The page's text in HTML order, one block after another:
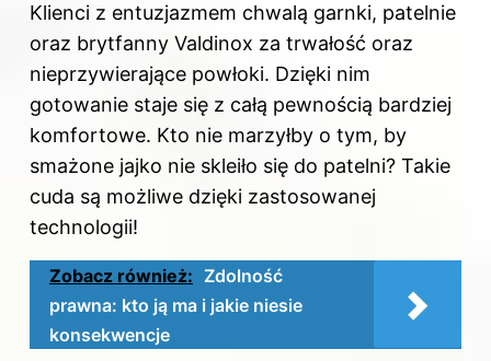
Klienci z entuzjazmem chwalą garnki, patelnie
oraz brytfanny Valdinox za trwałość oraz
nieprzywierające powłoki. Dzięki nim
gotowanie staje się z całą pewnością bardziej
komfortowe. Kto nie marzyłby o tym, by
smażone jajko nie skleiło się do patelni? Takie
cuda są możliwe dzięki zastosowanej
technologii!
Zobacz również: Zdolność
prawna: kto ją ma i jakie niesie
konsekwencje